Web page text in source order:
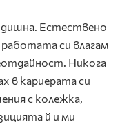
Естествено
си влагам
Никога
в кариерата си
с колежка,
й и ми